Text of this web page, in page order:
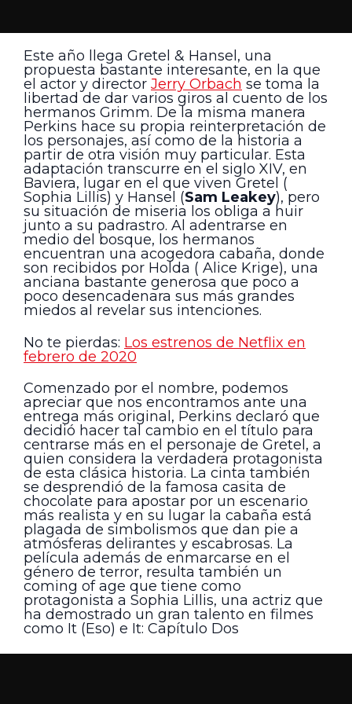
Este año llega Gretel & Hansel, una
propuesta bastante interesante, en la que
el actor y director Jerry Orbach se toma la
libertad de dar varios giros al cuento de los
hermanos Grimm. De la misma manera
Perkins hace su propia reinterpretación de
los personajes, así como de la historia a
partir de otra visión muy particular. Esta
adaptación transcurre en el siglo XIV, en
Baviera, lugar en el que viven Gretel (
Sophia Lillis) y Hansel (Sam Leakey), pero
su situación de miseria los obliga a huir
junto a su padrastro. Al adentrarse en
medio del bosque, los hermanos
encuentran una acogedora cabaña, donde
son recibidos por Holda ( Alice Krige), una
anciana bastante generosa que poco a
poco desencadenara sus más grandes
miedos al revelar sus intenciones.
No te pierdas: Los estrenos de Netflix en
febrero de 2020
Comenzado por el nombre, podemos
apreciar que nos encontramos ante una
entrega más original, Perkins declaró que
decidió hacer tal cambio en el título para
centrarse más en el personaje de Gretel, a
quien considera la verdadera protagonista
de esta clásica historia. La cinta también
se desprendió de la famosa casita de
chocolate para apostar por un escenario
más realista y en su lugar la cabaña está
plagada de simbolismos que dan pie a
atmósferas delirantes y escabrosas. La
película además de enmarcarse en el
género de terror, resulta también un
coming of age que tiene como
protagonista a Sophia Lillis, una actriz que
ha demostrado un gran talento en filmes
como It (Eso) e It: Capítulo Dos